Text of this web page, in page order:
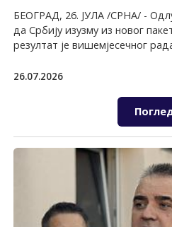
БЕОГРАД, 26. ЈУЛА /СРНА/ -
да Србију изузму из новог
резултат је вишемјесечног
26.07.2026